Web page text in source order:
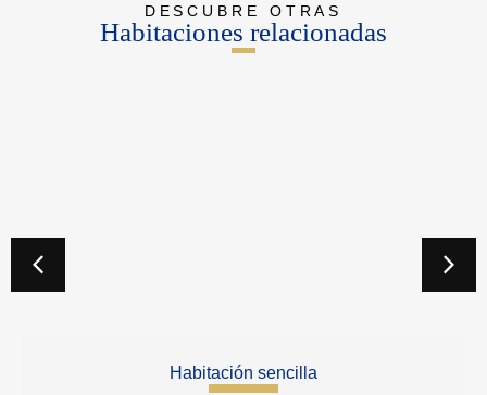
DESCUBRE OTRAS
Habitaciones relacionadas
Habitación sencilla